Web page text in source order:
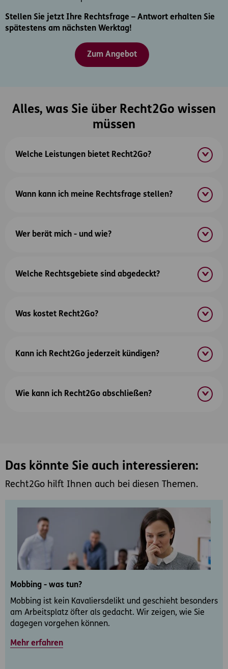
Stellen Sie jetzt Ihre Rechtsfrage – Antwort erhalten Sie
spätestens am nächsten Werktag!
Zum Angebot
Alles, was Sie über Recht2Go wissen
müssen
Welche Leistungen bietet Recht2Go?
Wann kann ich meine Rechtsfrage stellen?
Wer berät mich - und wie?
Welche Rechtsgebiete sind abgedeckt?
Was kostet Recht2Go?
Kann ich Recht2Go jederzeit kündigen?
Wie kann ich Recht2Go abschließen?
Das könnte Sie auch interessieren:
Recht2Go hilft Ihnen auch bei diesen Themen.
Mobbing - was tun?
Mobbing ist kein Kavaliersdelikt und geschieht besonders
am Arbeitsplatz öfter als gedacht. Wir zeigen, wie Sie
dagegen vorgehen können.
Mehr erfahren